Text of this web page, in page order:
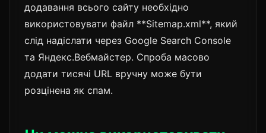
додавання всього сайту необхідно
використовувати файл **Sitemap.xml**, який
слід надіслати через Google Search Console
та Яндекс.Вебмайстер. Спроба масово
додати тисячі URL вручну може бути
розцінена як спам.